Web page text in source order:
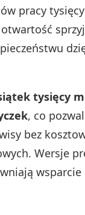
pracy
otwartość
tysięcy
, co
bez
Wersje